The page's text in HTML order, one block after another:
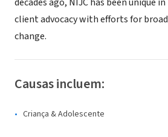
client advocacy with efforts for
change.
Causas incluem:
Criança & Adolescente